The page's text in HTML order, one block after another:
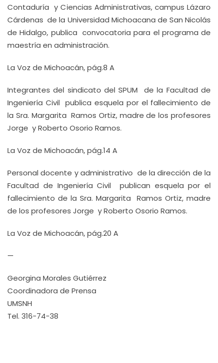
Contaduría y Ciencias Administrativas, campus Lázaro
Cárdenas de la Universidad Michoacana de San Nicolás
de Hidalgo, publica convocatoria para el programa de
maestría en administración.
La Voz de Michoacán, pág.8 A
Integrantes del sindicato del SPUM de la Facultad de
Ingeniería Civil publica esquela por el fallecimiento de
la Sra. Margarita Ramos Ortiz, madre de los profesores
Jorge y Roberto Osorio Ramos.
La Voz de Michoacán, pág.14 A
Personal docente y administrativo de la dirección de la
Facultad de Ingeniería Civil publican esquela por el
fallecimiento de la Sra. Margarita Ramos Ortiz, madre
de los profesores Jorge y Roberto Osorio Ramos.
La Voz de Michoacán, pág.20 A
—
Georgina Morales Gutiérrez
Coordinadora de Prensa
UMSNH
Tel. 316-74-38